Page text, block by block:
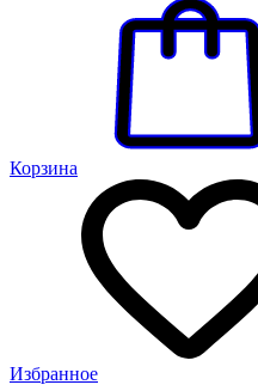
Корзина
Избранное